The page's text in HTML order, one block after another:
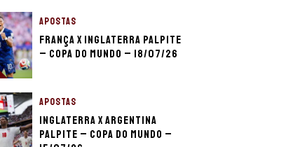
APOSTAS
França x Inglaterra palpite
– Copa do Mundo – 18/07/26
APOSTAS
Inglaterra x Argentina
palpite – Copa do Mundo –